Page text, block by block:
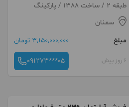
طبقه 2 / ساخت 1388 / پارکینگ
سمنان
مبلغ
3,150,000,000 تومان
6 روز پیش 091273***05